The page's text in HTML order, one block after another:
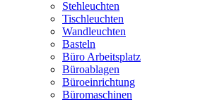
Stehleuchten
Tischleuchten
Wandleuchten
Basteln
Büro Arbeitsplatz
Büroablagen
Büroeinrichtung
Büromaschinen